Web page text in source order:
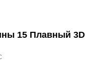
15 Плавный 3D